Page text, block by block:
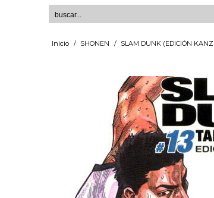
Inicio / SHONEN / SLAM DUNK (EDICIÓN